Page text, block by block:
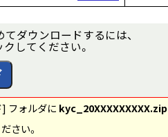
ダウンロードするには、
してください。
フォルダに kyc_20XXXXXXXXX.zip
さい。